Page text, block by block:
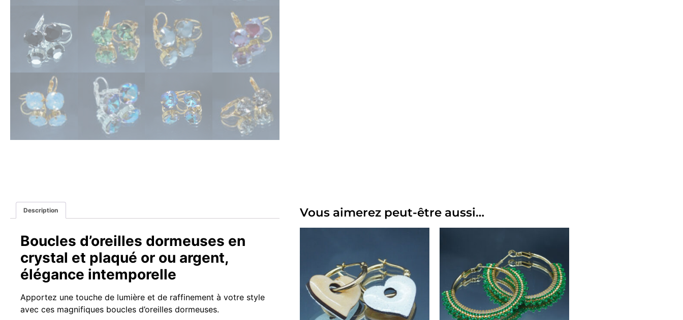
Description
Boucles d’oreilles dormeuses en
crystal et plaqué or ou argent,
élégance intemporelle
Apportez une touche de lumière et de raffinement à votre style
avec ces magnifiques boucles d’oreilles dormeuses.
Vous aimerez peut-être aussi…